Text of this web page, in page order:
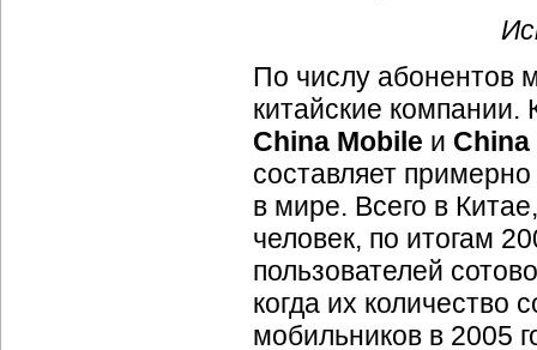
По числу абонентов
китайские компании.
China Mobile и
составляет
в мире. Всего в
человек, по итогам
пользователей
когда их количество
мобильников в 2005